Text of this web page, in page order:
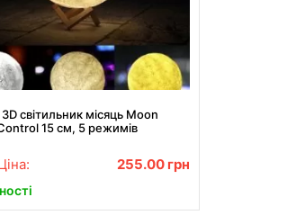
світильник місяць Moon
15 см, 5 режимів
255.00 грн